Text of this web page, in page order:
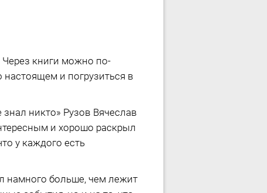
Через книги можно по-
и погрузиться в
никто» Рузов Вячеслав
и хорошо раскрыл
у каждого есть
намного больше, чем лежит